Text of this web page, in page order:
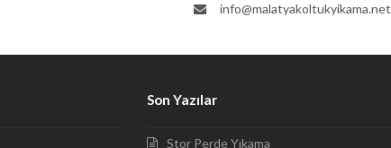
info@malatyakoltukyikama.net
Son Yazılar
Stor Perde Yıkama